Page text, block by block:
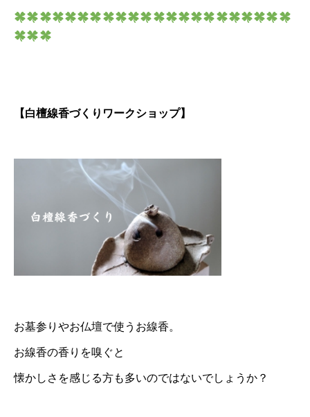
【白檀線香づくりワークショップ】
お墓参りやお仏壇で使うお線香。
お線香の香りを嗅ぐと
懐かしさを感じる方も多いのではないでしょうか？